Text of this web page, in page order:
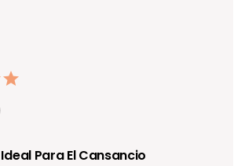
Para El Cansancio